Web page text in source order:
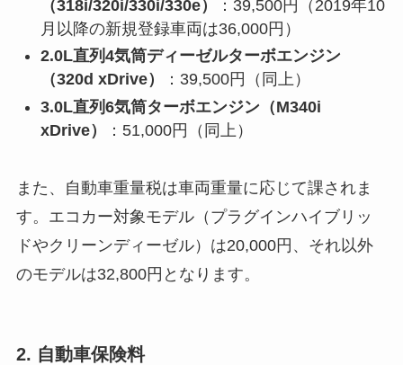
（318i/320i/330i/330e）
：39,500円（2019年10
月以降の新規登録車両は36,000円）
2.0L直列4気筒ディーゼルターボエンジン
（320d xDrive）
：39,500円（同上）
3.0L直列6気筒ターボエンジン（M340i
xDrive）
：51,000円（同上）
また、自動車重量税は車両重量に応じて課されま
す。エコカー対象モデル（プラグインハイブリッ
ドやクリーンディーゼル）は20,000円、それ以外
のモデルは32,800円となります。
2. 自動車保険料